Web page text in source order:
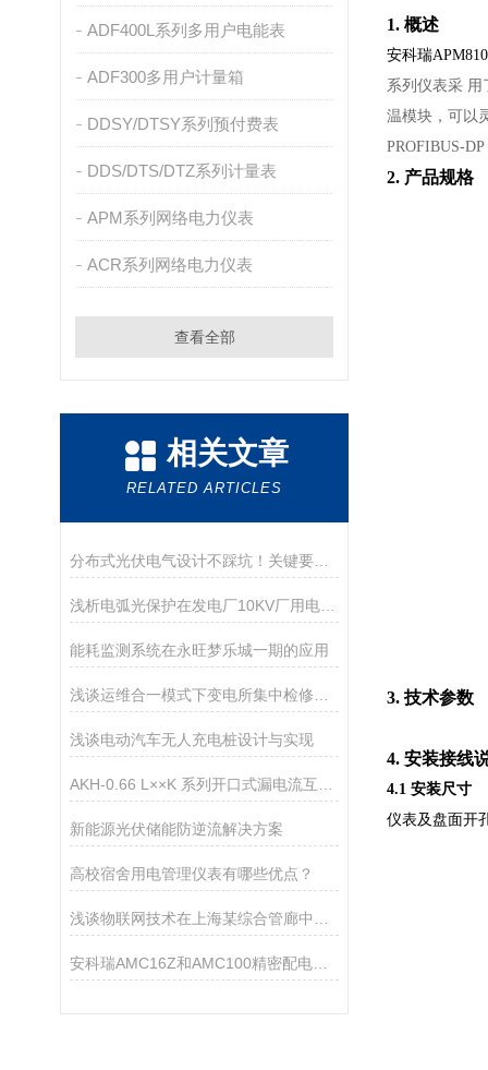
ADF400L系列多用户电能表
ADF300多用户计量箱
DDSY/DTSY系列预付费表
DDS/DTS/DTZ系列计量表
APM系列网络电力仪表
ACR系列网络电力仪表
查看全部
相关文章
RELATED ARTICLES
分布式光伏电气设计不踩坑！关键要点及运维管理解决方案
浅析电弧光保护在发电厂10KV厂用电系统中的设计应用方案
能耗监测系统在永旺梦乐城一期的应用
浅谈电动汽车无人充电桩设计与实现
新能源光伏储能防逆流解决方案
高校宿舍用电管理仪表有哪些优点？
安科瑞AMC16Z和AMC100精密配电列头柜监控模块
1. 概述
安科瑞
系列仪表采 用
温模块，可以
PROFIBUS-
2. 产品规格
3. 技术参数
4. 安装接线
4.1 安装尺寸
仪表及盘面开